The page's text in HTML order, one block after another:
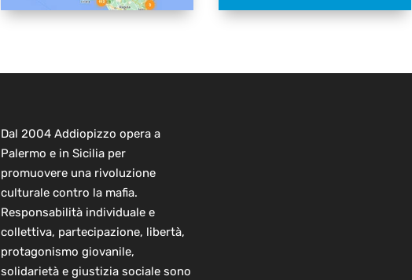
Dal 2004 Addiopizzo opera a
Palermo e in Sicilia per
promuovere una rivoluzione
culturale contro la mafia.
Responsabilità individuale e
collettiva, partecipazione, libertà,
protagonismo giovanile,
solidarietà e giustizia sociale sono